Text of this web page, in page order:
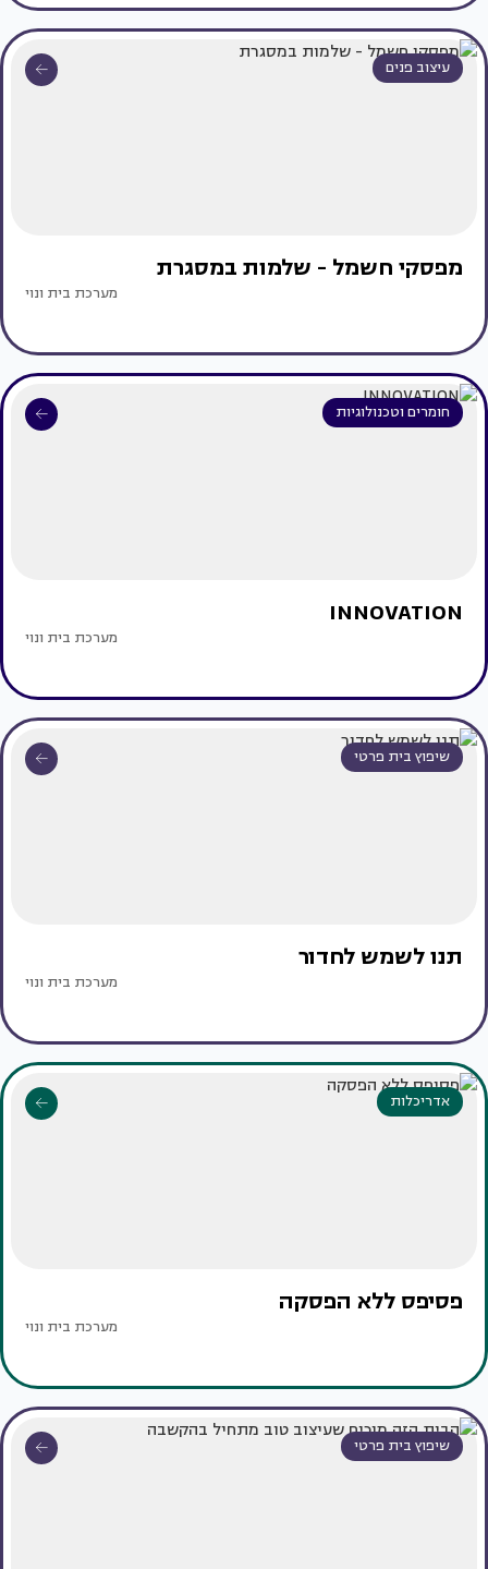
עיצוב פנים
מפסקי חשמל - שלמות במסגרת
מערכת בית ונוי
חומרים וטכנולוגיות
INNOVATION
מערכת בית ונוי
שיפוץ בית פרטי
תנו לשמש לחדור
מערכת בית ונוי
אדריכלות
פסיפס ללא הפסקה
מערכת בית ונוי
שיפוץ בית פרטי